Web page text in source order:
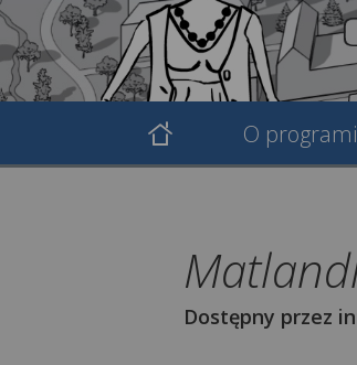
O
Dostępny przez